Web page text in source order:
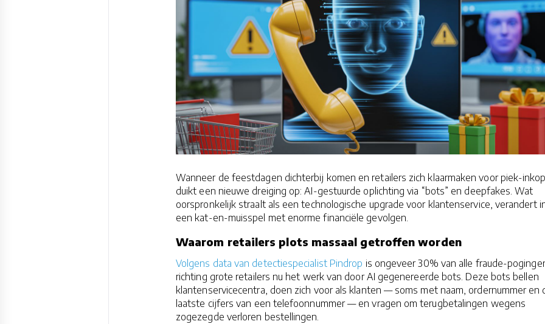
Wanneer de feestdagen dichterbij komen en retailers zich klaarmaken voor piek-
duikt een nieuwe dreiging op: AI-gestuurde oplichting via “bots” en deepfakes. Wat
oorspronkelijk straalt als een technologische upgrade voor klantenservice, verandert
een kat-en-muisspel met enorme financiële gevolgen.
Waarom retailers plots massaal getroffen worden
Volgens data van detectiespecialist Pindrop is ongeveer 30% van alle fraude-
richting grote retailers nu het werk van door AI gegenereerde bots. Deze bots bellen
klantenservicecentra, doen zich voor als klanten — soms met naam, ordernummer en
laatste cijfers van een telefoonnummer — en vragen om terugbetalingen wegens
zogezegde verloren bestellingen.